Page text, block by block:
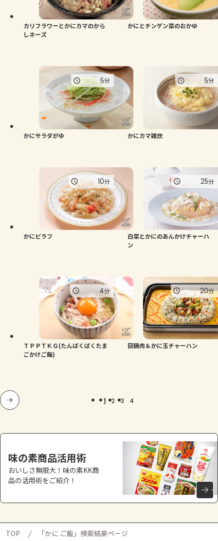
カリフラワーとかにカマのから
しネーズ
かにとチンゲン菜のおかゆ
かにサラダがゆ
5分
かにカマ雑炊
5分
かにピラフ
10分
白菜とかにのあんかけチャーハ
ン
25分
ＴＰＰＴＫＧ(たんぱくぱくたま
ごかけご飯)
4分
回鍋肉＆かに玉チャーハン
20分
1 2 3 4
味の素商品活用術
おいしさ無限大！味の素KK商
品の活用術をご紹介！
TOP 「かに ご飯」検索結果ページ